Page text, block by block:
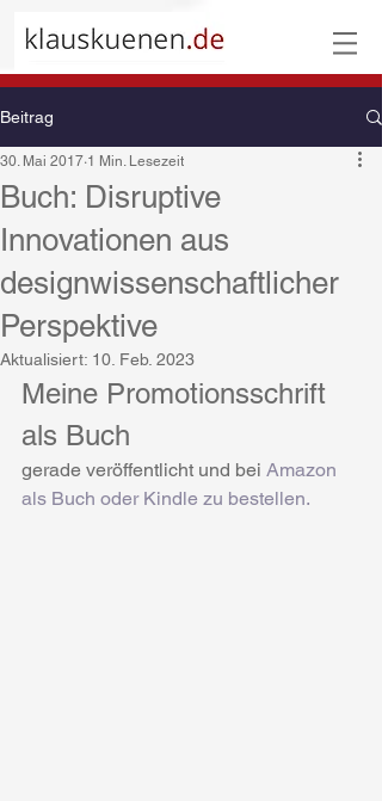
Beitrag
Buch: Disruptive
Innovationen aus
designwissenschaftlicher
Perspektive
30. Mai 2017 1 Min. Lesezeit
Aktualisiert: 10. Feb. 2023
Meine Promotionsschrift
als Buch
gerade veröffentlicht und bei Amazon
als Buch oder Kindle zu bestellen.